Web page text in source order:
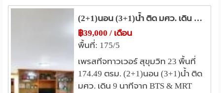
• ระบบเข้าออกประตูคีย์การ์ด
• โต๊ะพูล
• ห้องอเนกประสงค์ขนาดใหญ่พร้อมโต๊ะปิงปอง
• สวน
วิทยาลัยพยาบาลสภากาชาดไทย 3.4 กม.
วิทยาลัยการจัดการ ม.มหิดล 3.5 กม.
จุฬาลงกรณ์มหาวิทยาลัย 3.6 กม.
เทอร์มินอล 21 อโศก 0.6 กม.
ห้าง โชว์ ดี ซี 1.4 กม. ฟอร์จูนทาวน์ 1.9 กม.
(2+1)นอน (3+1)น้ำ ติด มศว. เดิน 9 นาทีจาก BTS &MRT
฿39,000 / เดือน
พื้นที่: 175/5
เพรสทีจทาวเวอร์ สุขุมวิท 23 พื้นที่
174.49 ตรม. (2+1)นอน (3+1)น้ำ ติด
มศว. เดิน 9 นาทีจาก BTS & MRT